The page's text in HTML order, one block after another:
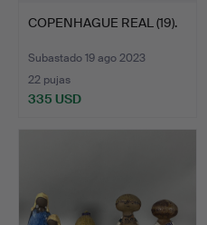
COPENHAGUE REAL (19).
Subastado 19 ago 2023
22 pujas
335 USD